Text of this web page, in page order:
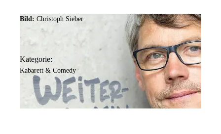
Bild: Christoph Sieber
Kategorie:
Kabarett & Comedy